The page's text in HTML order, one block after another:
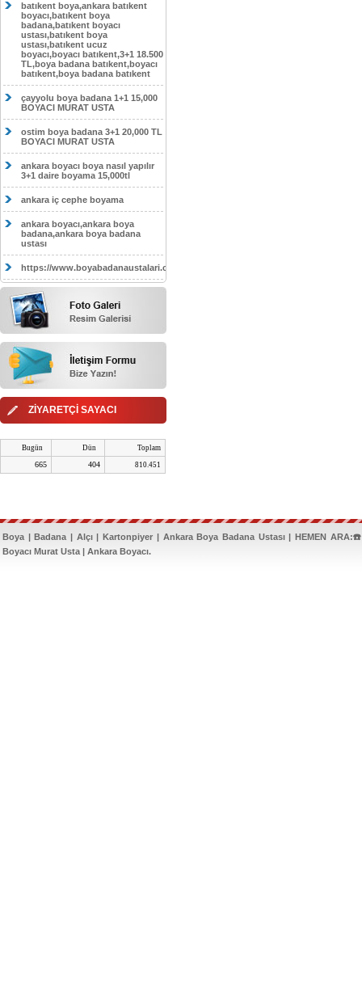
HASKÖY DAİRE BOYAMA 1000TL
EV,İŞYERİ BOYA BADANA USTASI
0554 184 41 66
GÖLBAŞI DAİRE BOYAMA 1000TL
EV,İŞYERİ BOYA BADANA USTASI
0554 184 41 66
SOKULLU DAİRE BOYAMA 1000TL
EV,İŞYERİ BOYA BADANA USTASI
0554 184 41 66
batıkent boya,ankara batıkent
boyacı,batıkent boya
badana,batıkent boyacı
ustası,batıkent boya
ustası,batıkent ucuz
boyacı,boyacı batıkent,3+1 18.500
TL,boya badana batıkent,boyacı
batıkent,boya badana batıkent
çayyolu boya badana 1+1 15,000
BOYACI MURAT USTA
ostim boya badana 3+1 20,000 TL
BOYACI MURAT USTA
ankara boyacı boya nasıl yapılır
3+1 daire boyama 15,000tl
ankara iç cephe boyama
ankara boyacı,ankara boya
badana,ankara boya badana
ustası
https://www.boyabadanaustalari.com/
ZİYARETÇİ SAYACI
Bugün Dün Toplam
665 404 810.451
Boya | Badana | Alçı | Kartonpiyer | Ankara Boya Badana Ustası | HEMEN
Boyacı Murat Usta | Ankara Boyacı.